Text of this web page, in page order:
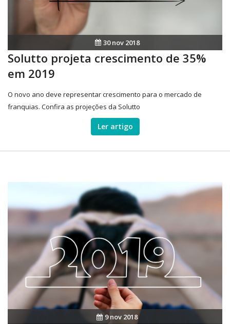
30 nov 2018
Solutto projeta crescimento de 35%
em 2019
O novo ano deve representar crescimento para o mercado de
franquias. Confira as projeções da Solutto
Ler artigo
9 nov 2018